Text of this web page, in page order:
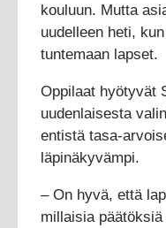
kouluun. Mutta
uudelleen heti,
tuntemaan lapset.
Oppilaat hyötyvät
uudenlaisesta
entistä tasa-
läpinäkyvämpi.
– On hyvä, että
millaisia